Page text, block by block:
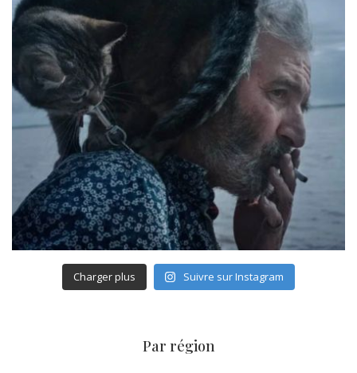
Charger plus Suivre sur Instagram
Par région